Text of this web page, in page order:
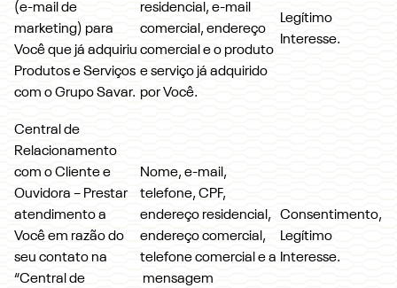
(e-mail de
marketing) para
Você que já adquiriu
Produtos e Serviços
com o Grupo Savar.
residencial, e-mail
comercial, endereço
comercial e o produto
e serviço já adquirido
por Você.
Legítimo
Interesse.
Central de
Relacionamento
com o Cliente e
Ouvidora – Prestar
atendimento a
Você em razão do
seu contato na
“Central de
Nome, e-mail,
telefone, CPF,
endereço residencial,
endereço comercial,
telefone comercial e a
mensagem
Consentimento,
Legítimo
Interesse.